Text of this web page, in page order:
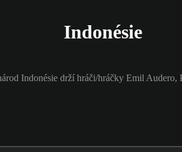
Indonésie
Indonésie drží hráči/hráčky Emil Audero,